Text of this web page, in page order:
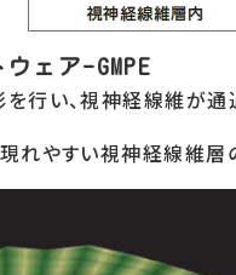
ェア-GMPE
行い、視神経線維が通
れやすい視神経線維層